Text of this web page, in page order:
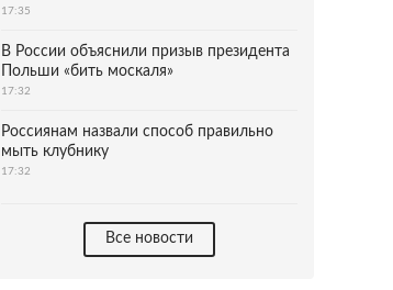
17:35
В России объяснили призыв президента
Польши «бить москаля»
17:32
Россиянам назвали способ правильно
мыть клубнику
17:32
Все новости